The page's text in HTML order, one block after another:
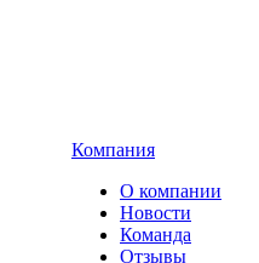
Компания
О компании
Новости
Команда
Отзывы